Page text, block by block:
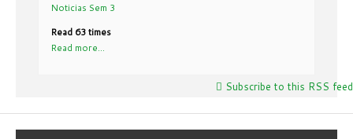
Noticias Sem 3
Read 63 times
Read more...
Subscribe to this RSS feed